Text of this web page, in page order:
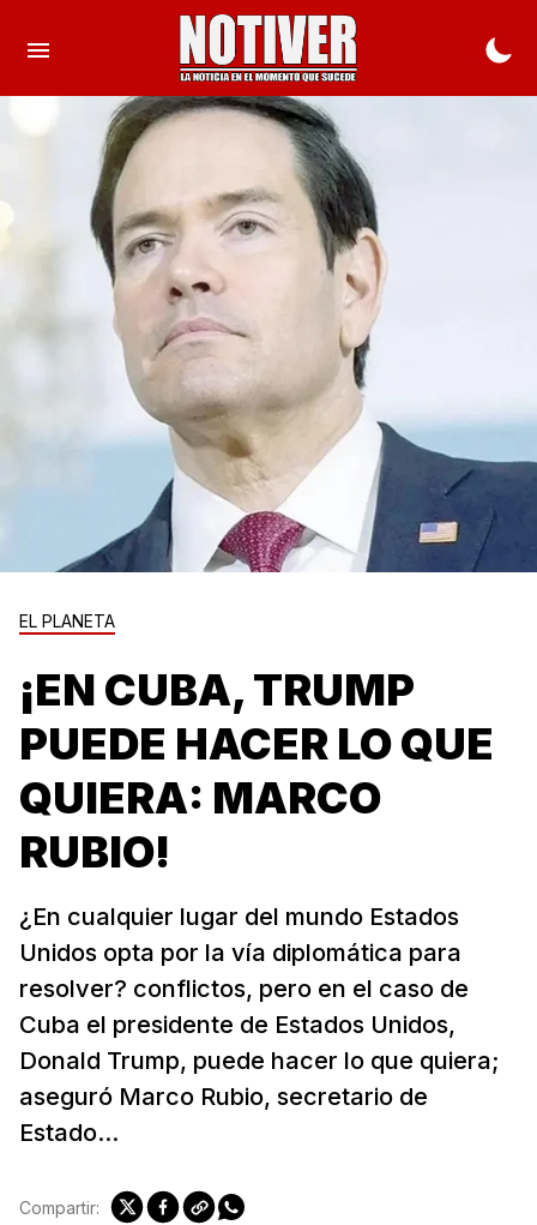
EL PLANETA
¡EN CUBA, TRUMP
PUEDE HACER LO QUE
QUIERA: MARCO
RUBIO!
¿En cualquier lugar del mundo Estados
Unidos opta por la vía diplomática para
resolver? conflictos, pero en el caso de
Cuba el presidente de Estados Unidos,
Donald Trump, puede hacer lo que quiera;
aseguró Marco Rubio, secretario de
Estado...
Compartir: